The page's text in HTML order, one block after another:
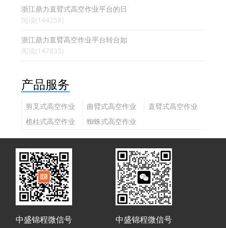
浙江鼎力直臂式高空作业平台的日
阅读(144258)
浙江鼎力直臂高空作业平台转台如
阅读(147835)
产品服务
剪叉式高空作业
平台
曲臂式高空作业
平台
直臂式高空作业
桅柱式高空作业
蜘蛛式高空作业
中盛锦程微信号 中盛锦程微信号